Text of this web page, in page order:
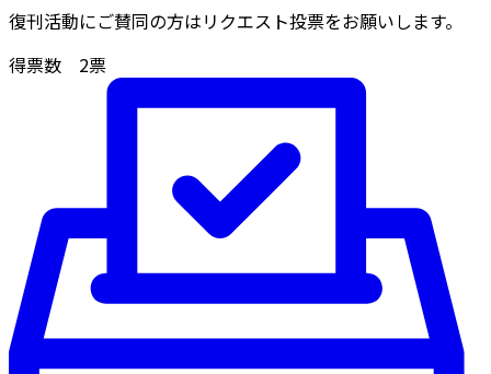
復刊活動にご賛同の方はリクエスト投票をお願いします。
得票数 2票